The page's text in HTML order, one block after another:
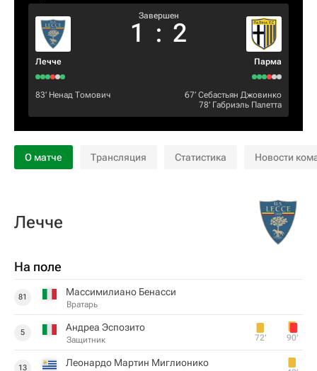
Лечче
Завершен
1 : 2
Парма
83‎’‎ Ненад Томович 67‎’‎ Себастьян Джовинко
78‎’‎ Габриэль Палетта
О матче Трансляция Статистика Новости
Лечче
На поле
81 Массимилиано Бенасси
Вратарь
5 Андреа Эспозито
Защитник 72‎’‎ 90‎’‎
13 Леонардо Мартин Миглионико